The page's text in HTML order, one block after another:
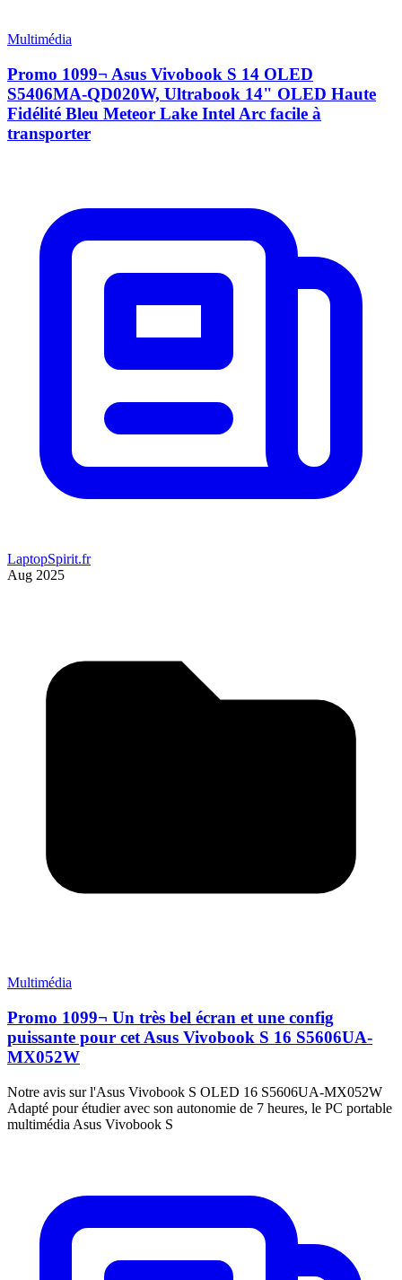
Multimédia
Promo 1099¬ Asus Vivobook S 14 OLED
S5406MA-QD020W, Ultrabook 14" OLED Haute
Fidélité Bleu Meteor Lake Intel Arc facile à
transporter
LaptopSpirit.fr
Aug 2025
Multimédia
Promo 1099¬ Un très bel écran et une config
puissante pour cet Asus Vivobook S 16 S5606UA-
MX052W
Notre avis sur l'Asus Vivobook S OLED 16 S5606UA-MX052W
Adapté pour étudier avec son autonomie de 7 heures, le PC portable
multimédia Asus Vivobook S